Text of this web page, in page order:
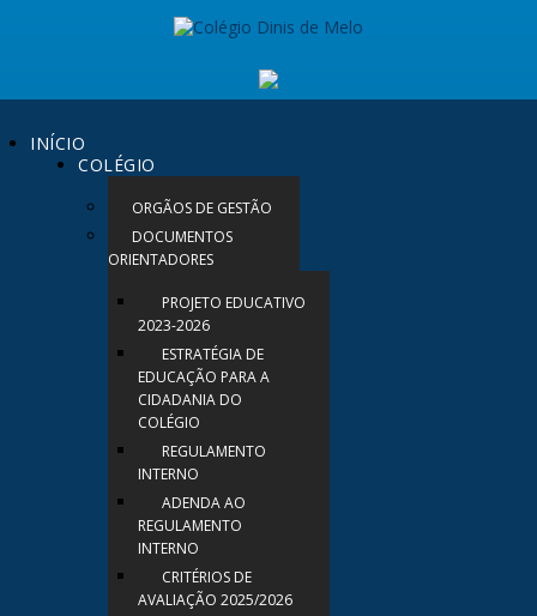
INÍCIO
COLÉGIO
ORGÃOS DE GESTÃO
DOCUMENTOS
ORIENTADORES
PROJETO EDUCATIVO
2023-2026
ESTRATÉGIA DE
EDUCAÇÃO PARA A
CIDADANIA DO
COLÉGIO
REGULAMENTO
INTERNO
ADENDA AO
REGULAMENTO
INTERNO
CRITÉRIOS DE
AVALIAÇÃO 2025/2026